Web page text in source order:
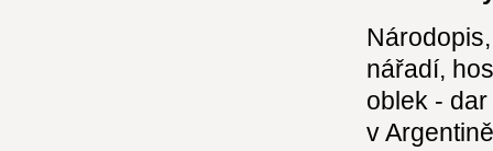
nářadí,
oblek -
v